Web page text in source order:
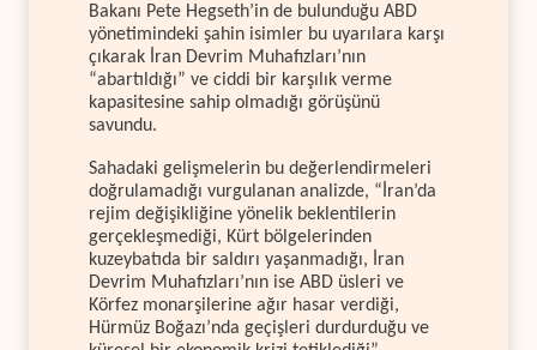
Bakanı Pete Hegseth’in de bulunduğu ABD
yönetimindeki şahin isimler bu uyarılara karşı
çıkarak İran Devrim Muhafızları’nın
“abartıldığı” ve ciddi bir karşılık verme
kapasitesine sahip olmadığı görüşünü
savundu.
Sahadaki gelişmelerin bu değerlendirmeleri
doğrulamadığı vurgulanan analizde, “İran’da
rejim değişikliğine yönelik beklentilerin
gerçekleşmediği, Kürt bölgelerinden
kuzeybatıda bir saldırı yaşanmadığı, İran
Devrim Muhafızları’nın ise ABD üsleri ve
Körfez monarşilerine ağır hasar verdiği,
Hürmüz Boğazı’nda geçişleri durdurduğu ve